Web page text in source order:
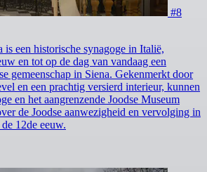
#8
is een historische synagoge in Italië,
en tot op de dag van vandaag een
gemeenschap in Siena. Gekenmerkt door
en een prachtig versierd interieur, kunnen
en het aangrenzende Joodse Museum
de Joodse aanwezigheid en vervolging in
12de eeuw.